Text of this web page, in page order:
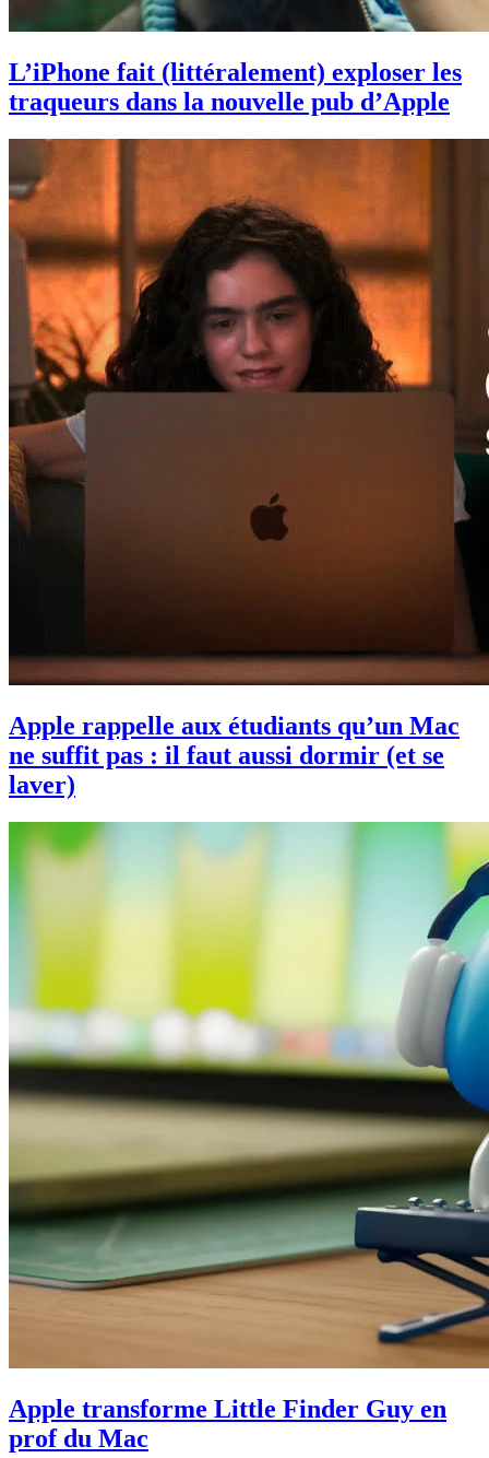
L’iPhone fait (littéralement) exploser les
traqueurs dans la nouvelle pub d’Apple
Apple rappelle aux étudiants qu’un Mac
ne suffit pas : il faut aussi dormir (et se
laver)
Apple transforme Little Finder Guy en
prof du Mac